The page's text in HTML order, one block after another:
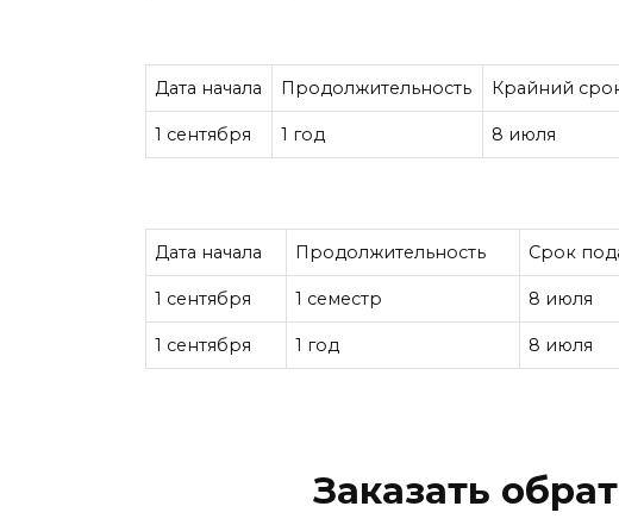
Дата начала Продолжительность Крайний
1 сентября 1 год 8 июля
Дата начала Продолжительность Срок
1 сентября 1 семестр 8 июля
1 сентября 1 год 8 июля
Заказать